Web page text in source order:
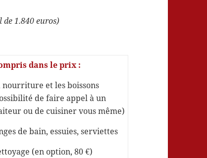
1.840 euros)
dans le prix :
nourriture et les boissons
de faire appel à un
ou de cuisiner vous même)
de bain, essuies, serviettes
(en option, 80 €)